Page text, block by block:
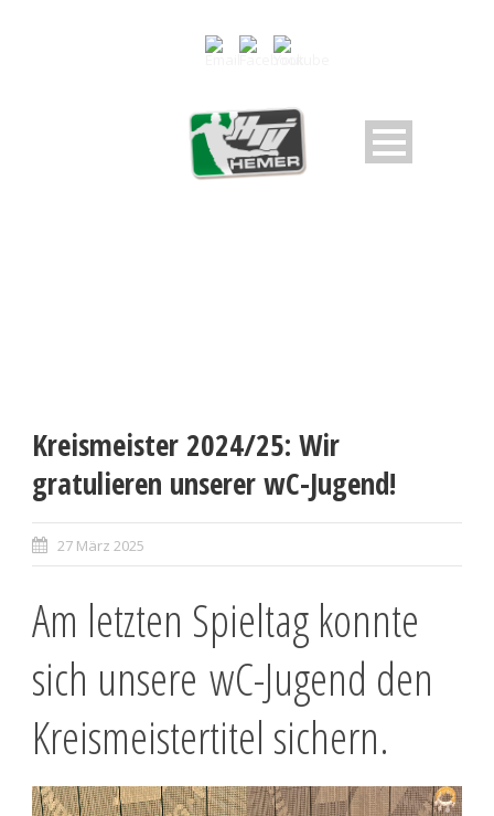
Kreismeister 2024/25: Wir
gratulieren unserer wC-Jugend!
27 März 2025
Am letzten Spieltag konnte
sich unsere wC-Jugend den
Kreismeistertitel sichern.